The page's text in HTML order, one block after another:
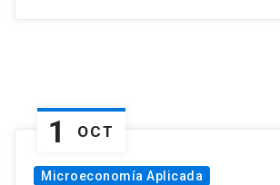
1 OCT
Microeconomía Aplicada